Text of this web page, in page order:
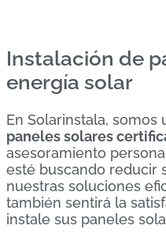
Instalación de
energía solar
En Solarinstala,
paneles solares
asesoramiento
esté buscando reducir
nuestras soluciones
también sentirá la
instale sus paneles